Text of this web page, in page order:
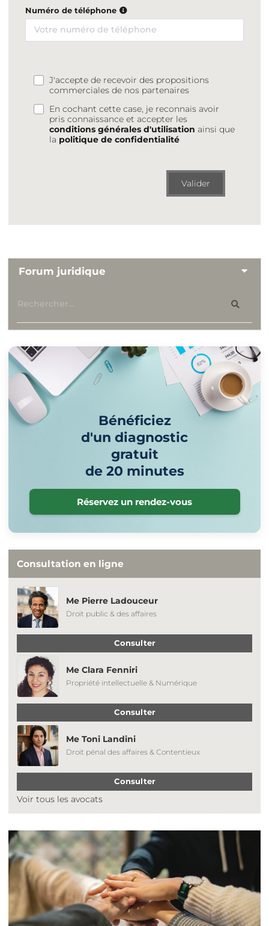
Numéro de téléphone
J'accepte de recevoir des propositions
commerciales de nos partenaires
En cochant cette case, je reconnais avoir
pris connaissance et accepter les
conditions générales d'utilisation ainsi que
la politique de confidentialité
Valider
Forum juridique
Bénéficiez
d'un diagnostic
gratuit
de 20 minutes
Réservez un rendez-vous
Consultation en ligne
Me Pierre Ladouceur
Droit public & des affaires
Consulter
Me Clara Fenniri
Propriété intellectuelle & Numérique
Consulter
Me Toni Landini
Droit pénal des affaires & Contentieux
Consulter
Voir tous les avocats